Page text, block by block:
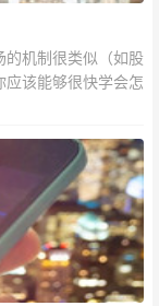
机制很类似（如股
该能够很快学会怎